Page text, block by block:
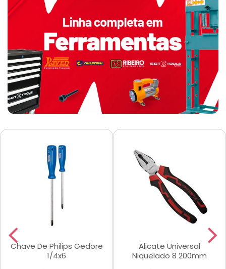
Chave De Philips Gedore
1/4x6
Alicate Universal
Niquelado 8 200mm